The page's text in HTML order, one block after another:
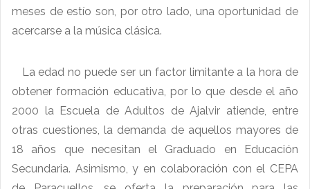
meses de estío son, por otro lado, una oportunidad de
acercarse a la música clásica.
La edad no puede ser un factor limitante a la hora de
obtener formación educativa, por lo que desde el año
2000 la Escuela de Adultos de Ajalvir atiende, entre
otras cuestiones, la demanda de aquellos mayores de
18 años que necesitan el Graduado en Educación
Secundaria. Asimismo, y en colaboración con el CEPA